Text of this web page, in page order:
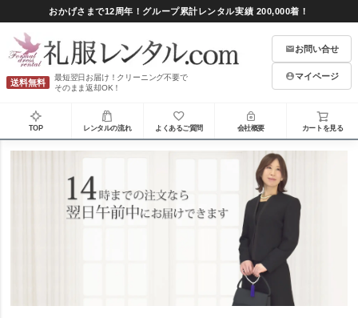
おかげさまで12周年！グループ累計レンタル実績 200,000着！
送料無料
最短翌日お届け！クリーニング不要で
そのまま返却OK！
お問い合せ
マイページ
TOP レンタルの流れ よくあるご質問 会社概要 カートを見る